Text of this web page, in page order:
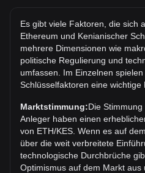
Wie ist der Kurstrend von in
In den letzten 7 Tagen ist der
(ETH) um 3.38% gestiegen. Im
Wechselkurs von Ethereum
Es gibt viele Faktoren, die sich
Ethereum und Kenianischer
mehrere Dimensionen wie
politische Regulierung und
umfassen. Im Einzelnen
Schlüsselfaktoren eine wichtige
Marktstimmung:Die
Anleger haben einen
von ETH/KES. Wenn es auf
über die weit verbreitete
technologische Durchbrüche
Optimismus auf dem Markt aus